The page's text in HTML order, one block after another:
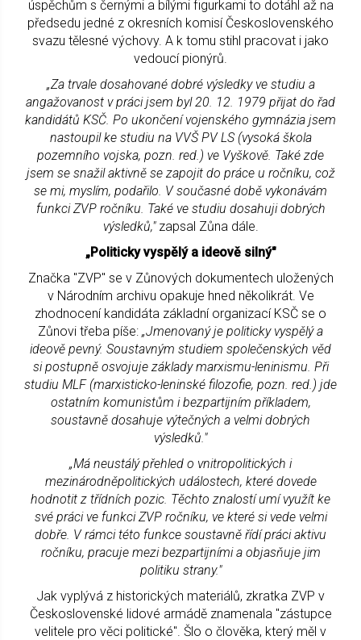
úspěchům s černými a bílými figurkami to dotáhl až na
předsedu jedné z okresních komisí Československého
svazu tělesné výchovy. A k tomu stihl pracovat i jako
vedoucí pionýrů.
„Za trvale dosahované dobré výsledky ve studiu a
angažovanost v práci jsem byl 20. 12. 1979 přijat do řad
kandidátů KSČ. Po ukončení vojenského gymnázia jsem
nastoupil ke studiu na VVŠ PV LS (vysoká škola
pozemního vojska, pozn. red.) ve Vyškově. Také zde
jsem se snažil aktivně se zapojit do práce u ročníku, což
se mi, myslím, podařilo. V současné době vykonávám
funkci ZVP ročníku. Také ve studiu dosahuji dobrých
výsledků,"zapsal Zůna dále.
„Politicky vyspělý a ideově silný"
Značka "ZVP" se v Zůnových dokumentech uložených
v Národním archivu opakuje hned několikrát. Ve
zhodnocení kandidáta základní organizací KSČ se o
Zůnovi třeba píše: „Jmenovaný je politicky vyspělý a
ideově pevný. Soustavným studiem společenských věd
si postupně osvojuje základy marxismu-leninismu. Při
studiu MLF (marxisticko-leninské filozofie, pozn. red.) jde
ostatním komunistům i bezpartijním příkladem,
soustavně dosahuje výtečných a velmi dobrých
výsledků."
„Má neustálý přehled o vnitropolitických i
mezinárodněpolitických událostech, které dovede
hodnotit z třídních pozic. Těchto znalostí umí využít ke
své práci ve funkci ZVP ročníku, ve které si vede velmi
dobře. V rámci této funkce soustavně řídí práci aktivu
ročníku, pracuje mezi bezpartijními a objasňuje jim
politiku strany."
Jak vyplývá z historických materiálů, zkratka ZVP v
Československé lidové armádě znamenala "zástupce
velitele pro věci politické". Šlo o člověka, který měl v